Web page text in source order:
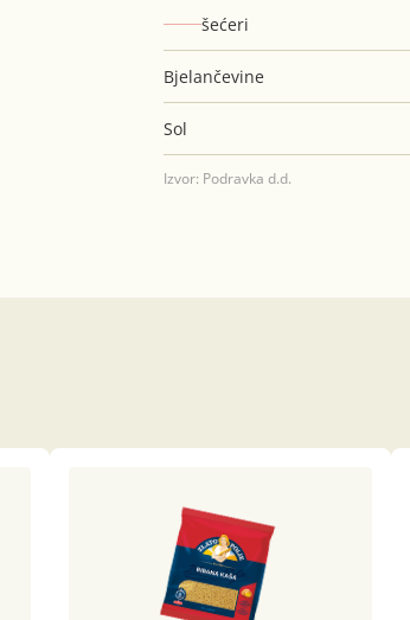
šećeri
Bjelančevine
Sol
Izvor: Podravka d.d.